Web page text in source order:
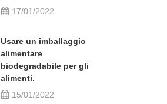
17/01/2022
Usare un imballaggio
alimentare
biodegradabile per gli
alimenti.
15/01/2022